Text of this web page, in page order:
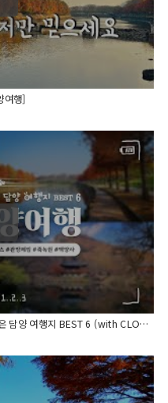
여행]
전남 담양여행, 살면서 한번쯤은 가보고 싶은 담양 여행지 BEST 6 (with CLOVA Dubbing)